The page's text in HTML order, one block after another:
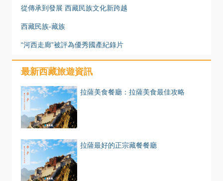
從傳承到發展 西藏民族文化新跨越
西藏民族-藏族
“河西走廊”被評為優秀國產紀錄片
最新西藏旅遊資訊
拉薩美食餐廳：拉薩美食最佳攻略
拉薩最好的正宗藏餐餐廳